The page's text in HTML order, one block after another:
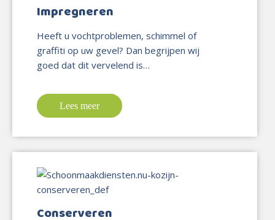
Impregneren
Heeft u vochtproblemen, schimmel of
graffiti op uw gevel? Dan begrijpen wij
goed dat dit vervelend is…
Lees meer
Conserveren